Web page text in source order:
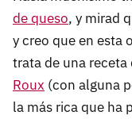
de queso, y mirad
y creo que en esta
trata de una receta
Roux (con alguna
la más rica que ha